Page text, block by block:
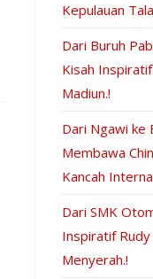
Kepulauan
Dari Buruh
Kisah
Madiun.!
Dari Ngawi ke
Membawa
Kancah
Dari SMK
Inspiratif
Menyerah.!